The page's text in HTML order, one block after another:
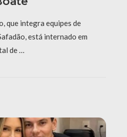
que integra equipes de
está internado em
de …